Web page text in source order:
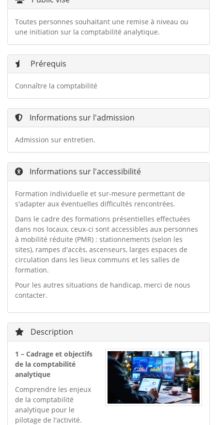
Toutes personnes souhaitant une remise à niveau ou
une initiation sur la comptabilité analytique.
Prérequis
Connaître la comptabilité
Informations sur l'admission
Admission sur entretien.
Informations sur l'accessibilité
Formation individuelle et sur-mesure permettant de
s'adapter aux éventuelles difficultés rencontrées.
Dans le cadre des formations présentielles effectuées
dans nos locaux, ceux-ci sont accessibles aux personnes
à mobilité réduite (PMR) : stationnements (selon les
sites), rampes d'accès, ascenseurs, larges espaces de
circulation dans les lieux communs et les salles de
formation.
Pour les autres situations de handicap, merci de nous
contacter.
Description
1 – Cadrage et objectifs
de la comptabilité
analytique
Comprendre les enjeux
de la comptabilité
analytique pour le
pilotage de l'activité.